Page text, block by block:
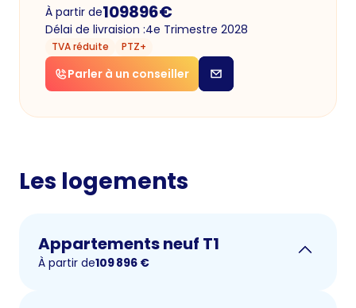
À partir de109896€
Délai de livraision :4e Trimestre 2028
TVA réduite PTZ+
Parler à un conseiller
Les logements
Appartements neuf T1
À partir de109 896 €